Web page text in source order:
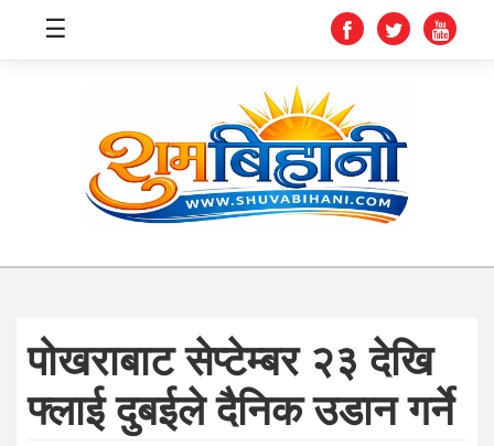
स्वास्थ्य
शिक्षा
संघीय
प्रविधि
☰
पोखराबाट सेप्टेम्बर २३ देखि
फ्लाई दुबईले दैनिक उडान गर्ने